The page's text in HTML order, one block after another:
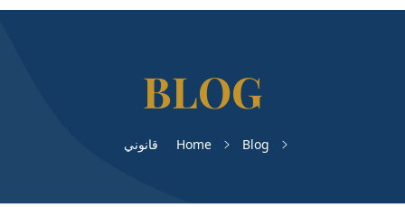
Home Blog قانوني